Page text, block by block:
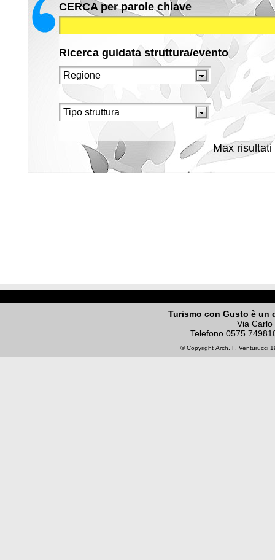
CERCA per parole chiave
Ricerca guidata struttura/evento
Max risultati
Turismo con Gusto è un
Via
Telefono 0575
© Copyright Arch. F. Venturucci